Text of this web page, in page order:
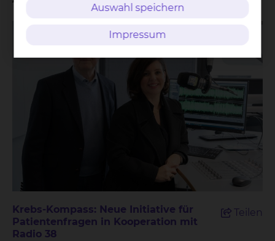
Krebs-Kompass: Neue Initiative für
Patientenfragen in Kooperation mit
Radio 38
Teilen
Auswahl speichern
Impressum